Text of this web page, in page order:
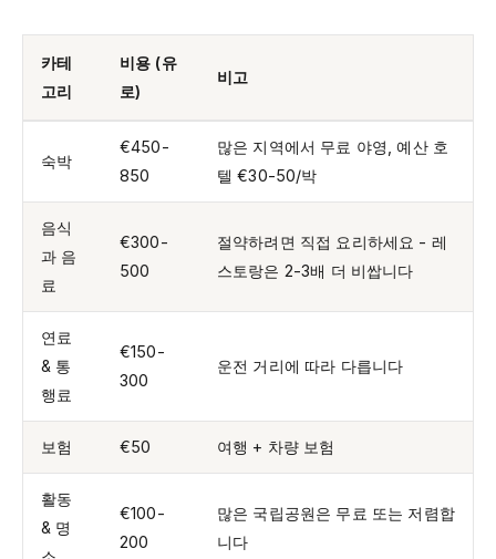
카테
고리
비용 (유
로)
비고
숙박
€450-
850
많은 지역에서 무료 야영, 예산 호
텔 €30-50/박
음식
과 음
료
€300-
500
절약하려면 직접 요리하세요 - 레
스토랑은 2-3배 더 비쌉니다
연료
& 통
행료
€150-
300
운전 거리에 따라 다릅니다
보험 €50 여행 + 차량 보험
활동
& 명
€100-
200
많은 국립공원은 무료 또는 저렴합
니다